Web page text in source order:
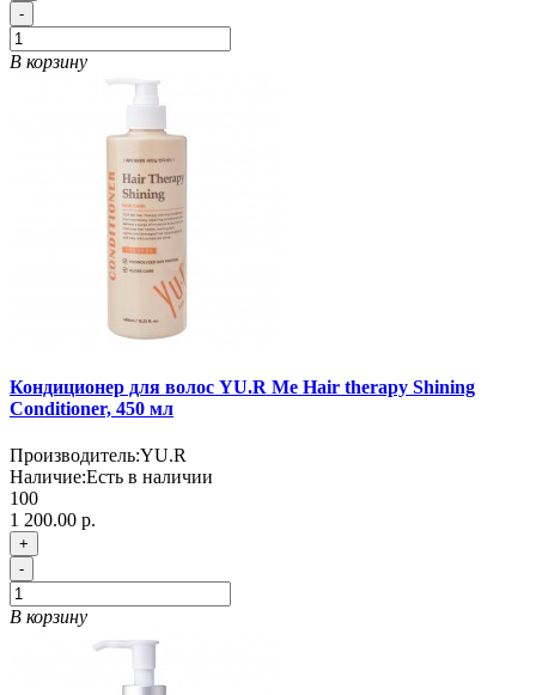
-
В корзину
Кондиционер для волос YU.R Me Hair therapy Shining
Conditioner, 450 мл
Производитель:YU.R
Наличие:Есть в наличии
100
1 200.00 р.
+
-
В корзину